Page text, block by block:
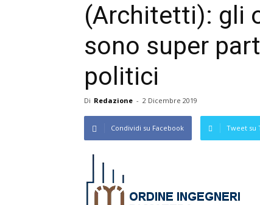
(Architetti): gli
sono super
politici
Di Redazione - 2 Dicembre 2019
Condividi su Facebook Tweet su